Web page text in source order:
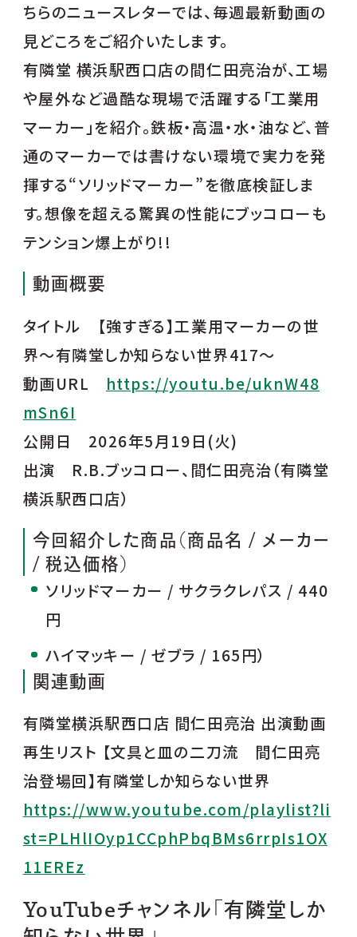
ちらのニュースレターでは、毎週最新動画の
見どころをご紹介いたします。
有隣堂 横浜駅西口店の間仁田亮治が、工場
や屋外など過酷な現場で活躍する「工業用
マーカー」を紹介。鉄板・高温・水・油など、普
通のマーカーでは書けない環境で実力を発
揮する“ソリッドマーカー”を徹底検証しま
す。想像を超える驚異の性能にブッコローも
テンション爆上がり!!
動画概要
タイトル 【強すぎる】工業用マーカーの世
界～有隣堂しか知らない世界417～
動画URL https://youtu.be/uknW48
mSn6I
公開日 2026年5月19日(火)
出演 R.B.ブッコロー、間仁田亮治（有隣堂
横浜駅西口店）
今回紹介した商品（商品名 / メーカー
/ 税込価格）
ソリッドマーカー / サクラクレパス / 440
円
ハイマッキー / ゼブラ / 165円）
関連動画
有隣堂横浜駅西口店 間仁田亮治 出演動画
再生リスト 【文具と皿の二刀流 間仁田亮
治登場回】有隣堂しか知らない世界
https://www.youtube.com/playlist?li
st=PLHlIOyp1CCphPbqBMs6rrpIs1OX
11EREz
YouTubeチャンネル「有隣堂しか